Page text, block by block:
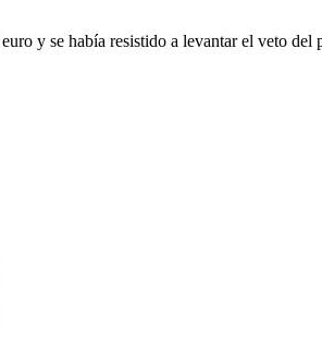
y se había resistido a levantar el veto del